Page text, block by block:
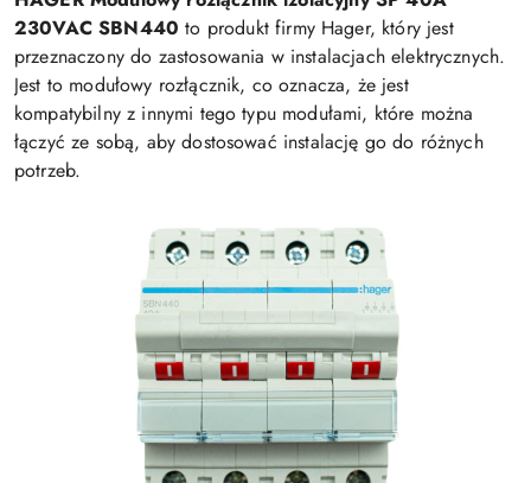
230VAC SBN440 to produkt firmy Hager, który jest
przeznaczony do zastosowania w instalacjach elektrycznych.
Jest to modułowy rozłącznik, co oznacza, że jest
kompatybilny z innymi tego typu modułami, które można
łączyć ze sobą, aby dostosować instalację go do różnych
potrzeb.